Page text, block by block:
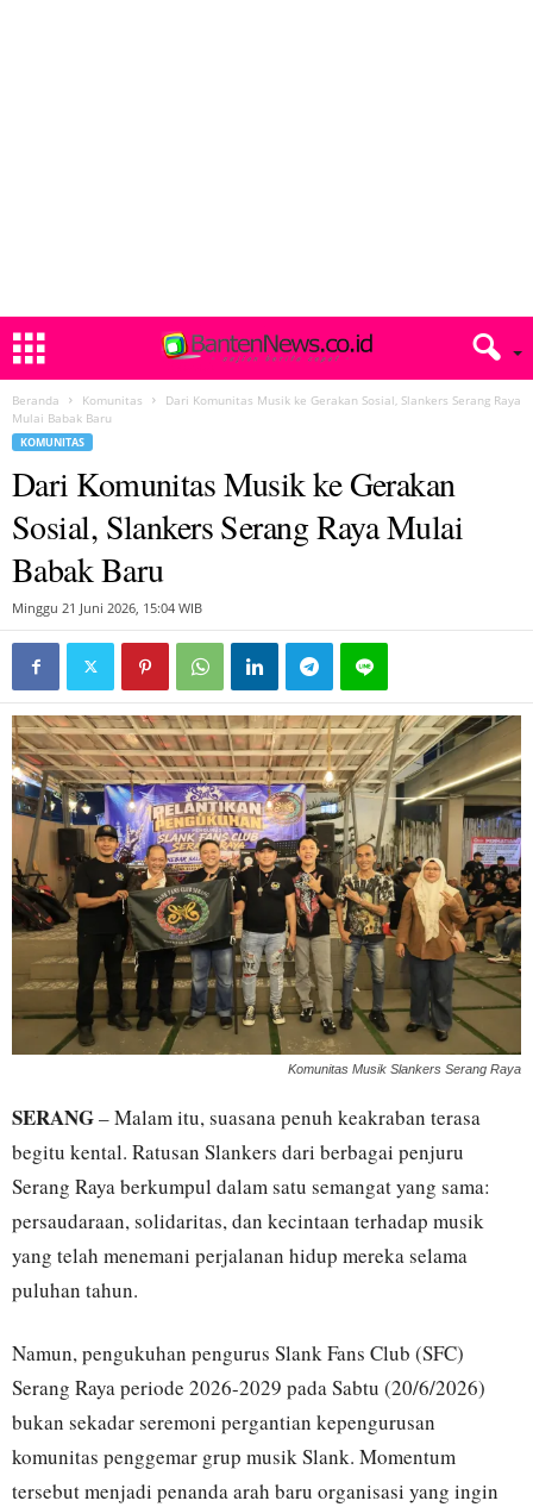
Beranda Komunitas
Dari Komunitas Musik ke Gerakan Sosial, Slankers Serang Raya
Mulai Babak Baru
KOMUNITAS
Dari Komunitas Musik ke Gerakan
Sosial, Slankers Serang Raya Mulai
Babak Baru
Minggu 21 Juni 2026, 15:04 WIB
Komunitas Musik Slankers Serang Raya
SERANG– Malam itu, suasana penuh keakraban terasa
begitu kental. Ratusan Slankers dari berbagai penjuru
Serang Raya berkumpul dalam satu semangat yang sama:
persaudaraan, solidaritas, dan kecintaan terhadap musik
yang telah menemani perjalanan hidup mereka selama
puluhan tahun.
Namun, pengukuhan pengurus Slank Fans Club (SFC)
Serang Raya periode 2026-2029 pada Sabtu (20/6/2026)
bukan sekadar seremoni pergantian kepengurusan
komunitas penggemar grup musik Slank. Momentum
tersebut menjadi penanda arah baru organisasi yang ingin